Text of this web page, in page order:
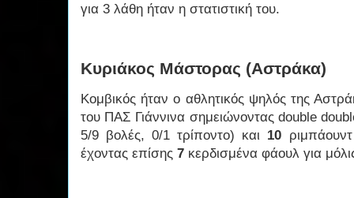
για 3 λάθη ήταν η στατιστική του.
Κυριάκος Μάστορας (Αστράκα)
Κομβικός ήταν ο αθλητικός ψηλός της
του ΠΑΣ Γιάννινα σημειώνοντας double
5/9 βολές, 0/1 τρίποντο) και 10
έχοντας επίσης 7 κερδισμένα φάουλ για